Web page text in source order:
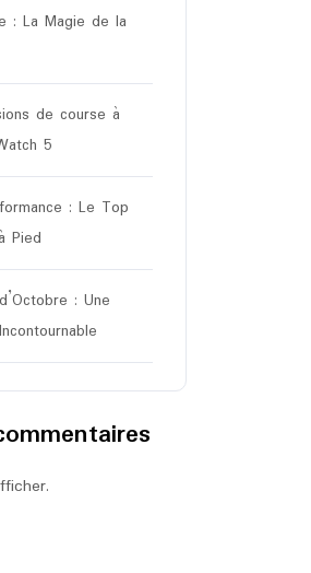
: La Magie de la
de course à
5
: Le Top
Pied
: Une